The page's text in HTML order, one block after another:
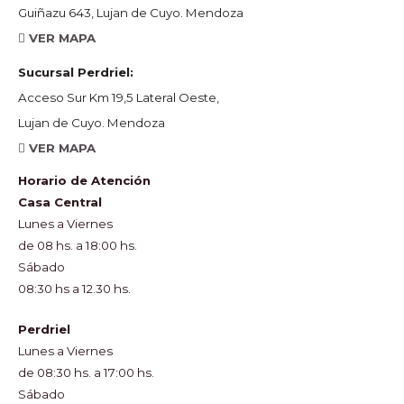
Guiñazu 643, Lujan de Cuyo. Mendoza
VER MAPA
Sucursal Perdriel:
Acceso Sur Km 19,5 Lateral Oeste,
Lujan de Cuyo. Mendoza
VER MAPA
Horario de Atención
Casa Central
Lunes a Viernes
de 08 hs. a 18:00 hs.
Sábado
08:30 hs a 12.30 hs.
Perdriel
Lunes a Viernes
de 08:30 hs. a 17:00 hs.
Sábado